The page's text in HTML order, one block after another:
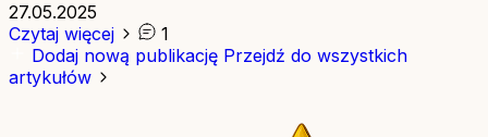
27.05.2025
Czytaj więcej
1
Dodaj nową publikację Przejdź do wszystkich
artykułów